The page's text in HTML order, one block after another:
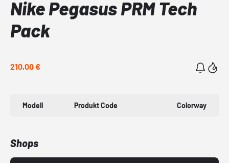
Nike Pegasus PRM Tech
Pack
210,00 €
Modell Produkt Code Colorway
Shops